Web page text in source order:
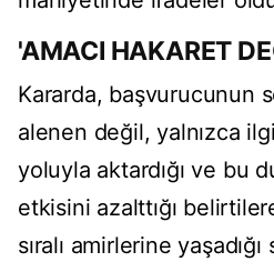
'AMACI HAKARET
Kararda, başvurucunun
alenen değil, yalnızca
yoluyla aktardığı ve bu
etkisini azalttığı
sıralı amirlerine